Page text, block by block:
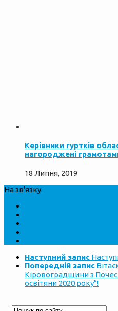
Керівники гуртків
нагороджені
18 Липня, 2019
На зв'язку:
Наступний запис
Попередній запис
Кіровоградщини з
освітяни 2020 року”!